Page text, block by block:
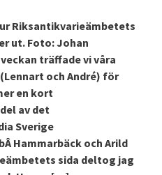
Riksantikvarieämbetets
ut. Foto: Johan
träffade vi våra
och André) för
en kort
av det
Sverige
Hammarbäck och Arild
sida deltog jag